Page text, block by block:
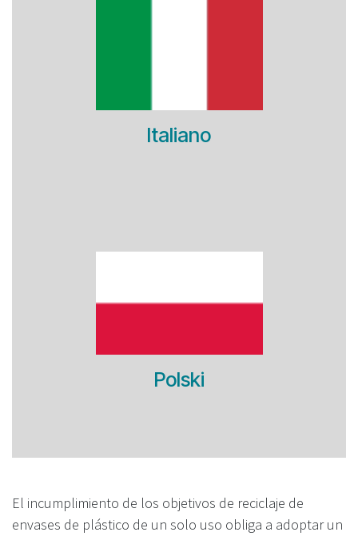
Italiano
Polski
El incumplimiento de los objetivos de reciclaje de
envases de plástico de un solo uso obliga a adoptar un